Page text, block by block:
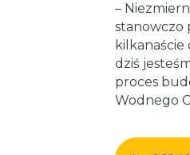
–
stanowczo
dziś
proces
Wodnego